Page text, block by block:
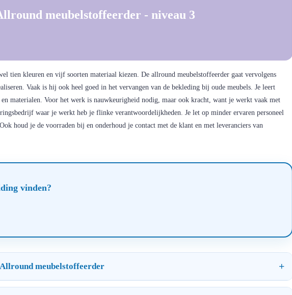
meubelstoffeerder - niveau 3
tien kleuren en vijf soorten materiaal kiezen. De allround meubelstoffeerder gaat vervolgens
Vaak is hij ook heel goed in het vervangen van de bekleding bij oude meubels. Je leert
en materialen. Voor het werk is nauwkeurigheid nodig, maar ook kracht, want je werkt vaak met
waar je werkt heb je flinke verantwoordelijkheden. Je let op minder ervaren personeel
houd je de voorraden bij en onderhoud je contact met de klant en met leveranciers van
vinden?
meubelstoffeerder